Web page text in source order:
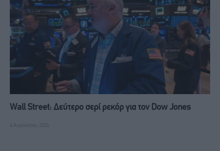
Wall Street: Δεύτερο σερί ρεκόρ για τον Dow Jones
6 Αυγούστου, 2026